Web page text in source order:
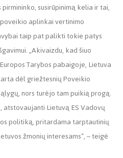
susirūpinimą kelia ir tai,
aplinkai vertinimo
taip pat palikti tokie patys
„Akivaizdu, kad šiuo
Tarybos pabaigoje, Lietuva
dėl griežtesnių Poveikio
nors turėjo tam puikią progą.
Lietuvą ES Vadovų
politiką, pritardama tarptautinių
žmonių interesams“, – teigė